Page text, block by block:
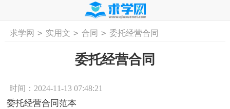
首页 工作计划 活动计划
求学网 > 实用文 > 合同 > 委托经营合同
委托经营合同
时间：2024-11-13 07:48:21
委托经营合同范本